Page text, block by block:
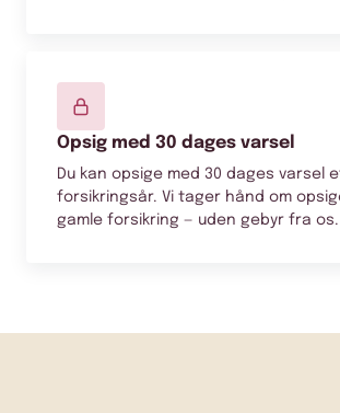
Opsig med 30 dages varsel
Du kan opsige med 30 dages varsel
forsikringsår. Vi tager hånd om
gamle forsikring — uden gebyr fra os.